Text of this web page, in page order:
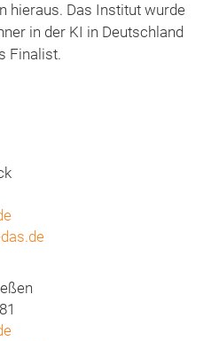
hieraus. Das Institut wurde
in der KI in Deutschland
Finalist.